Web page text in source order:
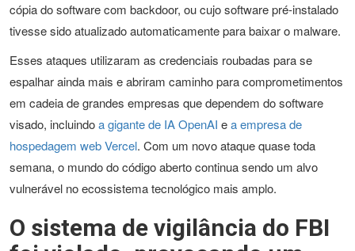
cópia do software com backdoor, ou cujo software pré-instalado
tivesse sido atualizado automaticamente para baixar o malware.
Esses ataques utilizaram as credenciais roubadas para se
espalhar ainda mais e abriram caminho para comprometimentos
em cadeia de grandes empresas que dependem do software
visado, incluindoa gigante de IA OpenAI ea empresa de
hospedagem web Vercel. Com um novo ataque quase toda
semana, o mundo do código aberto continua sendo um alvo
vulnerável no ecossistema tecnológico mais amplo.
O sistema de vigilância do FBI